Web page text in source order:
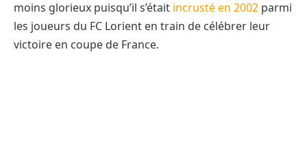
moins glorieux puisqu’il s’était incrusté en 2002 parmi
les joueurs du FC Lorient en train de célébrer leur
victoire en coupe de France.